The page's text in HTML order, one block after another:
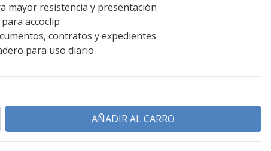
mayor resistencia y presentación
accoclip
contratos y expedientes
para uso diario